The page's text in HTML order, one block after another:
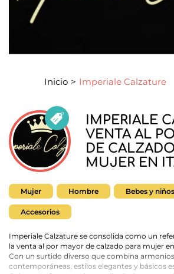
Inicio > Imperiale Calzature
IMPERIALE
VENTA AL
DE
MUJER EN
Mujer Hombre Bebes y niños
Accesorios
Imperiale Calzature se consolida como un
la venta al por mayor de calzado para mujer
Con un surtido diverso que combina
contemporáneas, estilos elegantes y básicos